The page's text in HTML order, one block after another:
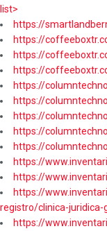
list>
https://
https://
https://
https://
https://
https://
https://
https://
https://
https://
https://
https://
registro/clinica-juridica-
https://